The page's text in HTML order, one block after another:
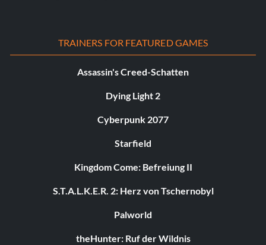
TRAINERS FOR FEATURED GAMES
Assassin's Creed-Schatten
Dying Light 2
Cyberpunk 2077
Starfield
Kingdom Come: Befreiung II
S.T.A.L.K.E.R. 2: Herz von Tschernobyl
Palworld
theHunter: Ruf der Wildnis